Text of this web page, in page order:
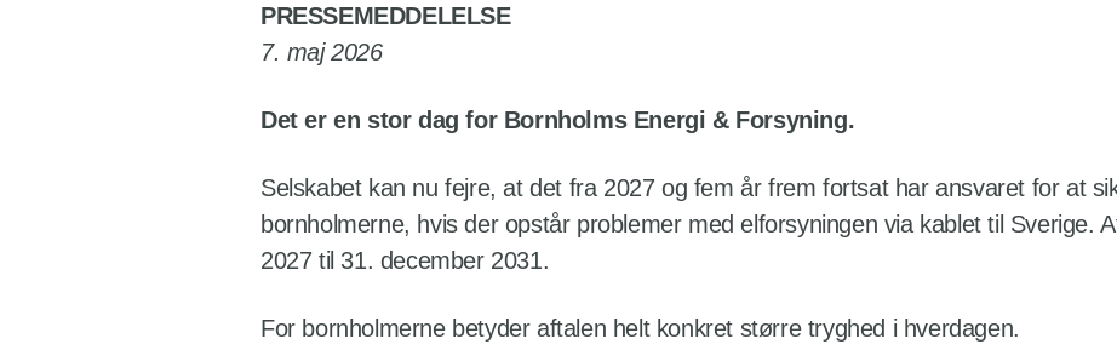
PRESSEMEDDELELSE
7. maj 2026
Det er en stor dag for Bornholms Energi & Forsyning.
Selskabet kan nu fejre, at det fra 2027 og fem år frem fortsat har ansvaret for at
bornholmerne, hvis der opstår problemer med elforsyningen via kablet til Sverige.
2027 til 31. december 2031.
For bornholmerne betyder aftalen helt konkret større tryghed i hverdagen.